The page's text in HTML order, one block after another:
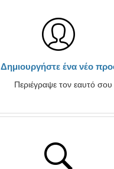
Δημιουργήστε ένα νέο
Περιέγραψε τον εαυτό σου